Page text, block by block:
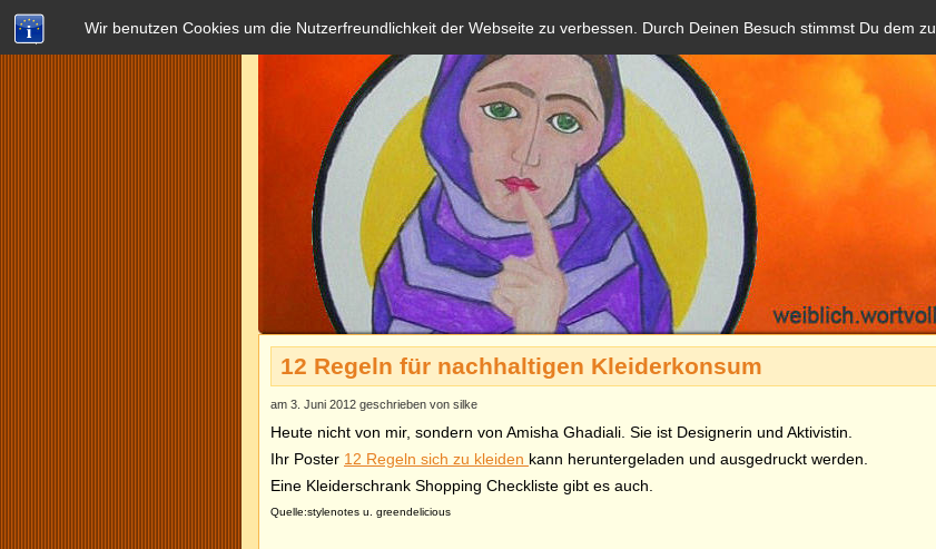
Wir benutzen Cookies um die Nutzerfreundlichkeit der Webseite zu verbessen. Durch Deinen Besuch stimmst Du dem zu.
12 Regeln für nachhaltigen Kleiderkonsum
am 3. Juni 2012 geschrieben von silke
Heute nicht von mir, sondern von Amisha Ghadiali. Sie ist Designerin und Aktivistin.
Ihr Poster 12 Regeln sich zu kleiden kann heruntergeladen und ausgedruckt werden.
Eine Kleiderschrank Shopping Checkliste gibt es auch.
Quelle:stylenotes u. greendelicious